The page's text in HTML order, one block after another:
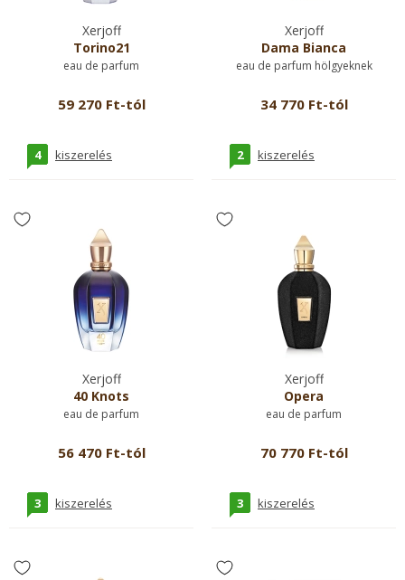
Xerjoff
Torino21
eau de parfum
59 270 Ft-tól
4 kiszerelés
Xerjoff
Dama Bianca
eau de parfum hölgyeknek
34 770 Ft-tól
2 kiszerelés
Xerjoff
40 Knots
eau de parfum
56 470 Ft-tól
3 kiszerelés
Xerjoff
Opera
eau de parfum
70 770 Ft-tól
3 kiszerelés